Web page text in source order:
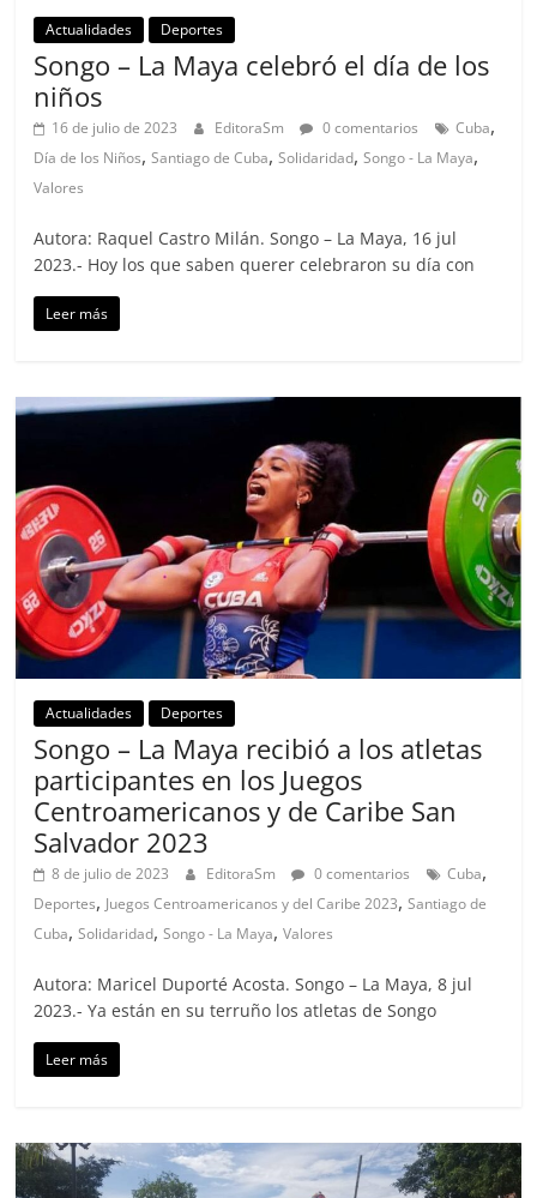
Actualidades Deportes
Songo – La Maya celebró el día de los
niños
16 de julio de 2023 EditoraSm 0 comentarios Cuba,
Día de los Niños,Santiago de Cuba,Solidaridad,Songo - La Maya,
Valores
Autora: Raquel Castro Milán. Songo – La Maya, 16 jul
2023.- Hoy los que saben querer celebraron su día con
Leer más
Actualidades Deportes
Songo – La Maya recibió a los atletas
participantes en los Juegos
Centroamericanos y de Caribe San
Salvador 2023
8 de julio de 2023 EditoraSm 0 comentarios Cuba,
Deportes, Juegos Centroamericanos y del Caribe 2023,Santiago de
Cuba,Solidaridad,Songo - La Maya,Valores
Autora: Maricel Duporté Acosta. Songo – La Maya, 8 jul
2023.- Ya están en su terruño los atletas de Songo
Leer más